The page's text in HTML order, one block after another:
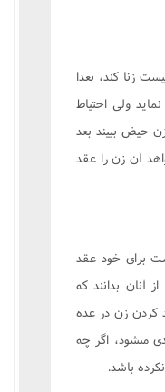
زنا کند، بعدا
ولى احتياط
حيض ببيند بعد
آن زن را عقد
براى خود عقد
آنان بدانند که
کردن زن در عده
مىشود، اگر چه
باشد.